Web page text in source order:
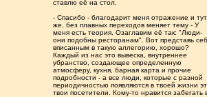
ставлю её на стол.
- Спасибо - благодарит меня отражение и тут
же, без плавных переходов меняет тему - У
меня есть теория. Озаглавим её так: "Люди-
они подобны ресторанам". Вот представь
вписанным в такую аллегорию, хорошо?
Каждый из нас это вывеска, внутреннее
убранство, создающее определенную
атмосферу, кухня, барная карта и прочие
подробности - а все люди, которые с разной
периодичностью появляются в твоей жизни
твои посетители. Кому-то нравится забегать